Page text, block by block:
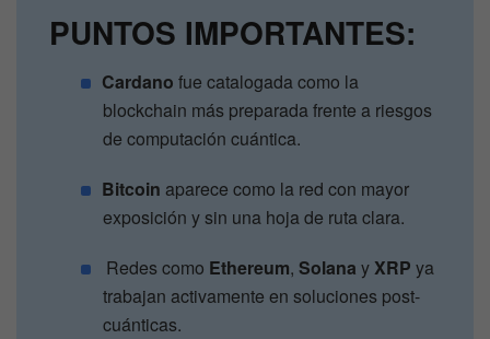
PUNTOS IMPORTANTES:
Cardano fue catalogada como la
blockchain más preparada frente a riesgos
de computación cuántica.
Bitcoin aparece como la red con mayor
exposición y sin una hoja de ruta clara.
Redes como Ethereum,Solana yXRP ya
trabajan activamente en soluciones post-
cuánticas.